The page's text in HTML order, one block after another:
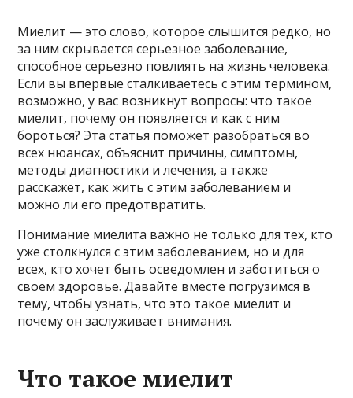
Миелит — это слово, которое слышится редко, но
за ним скрывается серьезное заболевание,
способное серьезно повлиять на жизнь человека.
Если вы впервые сталкиваетесь с этим термином,
возможно, у вас возникнут вопросы: что такое
миелит, почему он появляется и как с ним
бороться? Эта статья поможет разобраться во
всех нюансах, объяснит причины, симптомы,
методы диагностики и лечения, а также
расскажет, как жить с этим заболеванием и
можно ли его предотвратить.
Понимание миелита важно не только для тех, кто
уже столкнулся с этим заболеванием, но и для
всех, кто хочет быть осведомлен и заботиться о
своем здоровье. Давайте вместе погрузимся в
тему, чтобы узнать, что это такое миелит и
почему он заслуживает внимания.
Что такое миелит